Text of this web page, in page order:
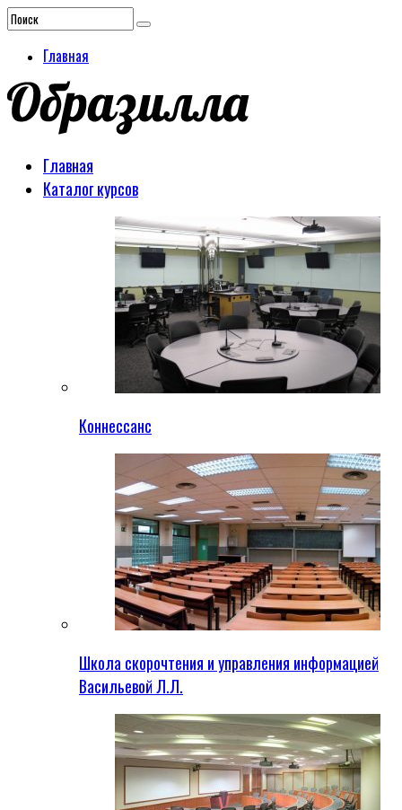
Главная
Главная
Каталог курсов
Коннессанс
Школа скорочтения и управления информацией
Васильевой Л.Л.